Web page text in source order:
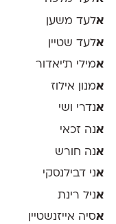
אלעד משען
אלעד שטיין
אמילי ת׳יאדור
אמנון אילוז
אנדרי ושי
אנה זכאי
אנה חורש
אני דבילנסקי
אניל רינת
אסיה אייזנשטיין